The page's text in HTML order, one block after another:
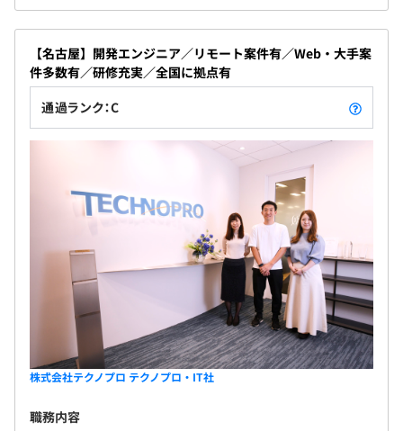
【名古屋】開発エンジニア／リモート案件有／Web・大手案
件多数有／研修充実／全国に拠点有
通過ランク：C
株式会社テクノプロ テクノプロ・IT社
職務内容